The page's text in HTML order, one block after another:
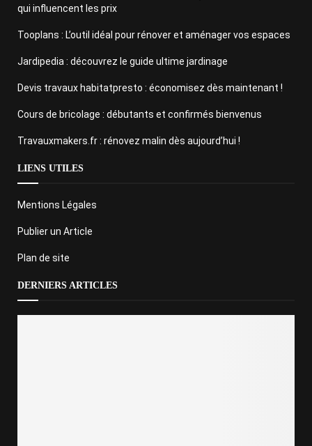
qui influencent les prix
Tooplans : L’outil idéal pour rénover et aménager vos espaces
Jardipedia : découvrez le guide ultime jardinage
Devis travaux habitatpresto : économisez dès maintenant !
Cours de bricolage : débutants et confirmés bienvenus
Travauxmakers.fr : rénovez malin dès aujourd’hui !
LIENS UTILES
Mentions Légales
Publier un Article
Plan de site
DERNIERS ARTICLES